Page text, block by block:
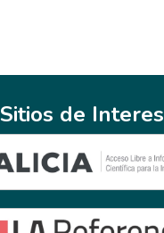
Sitios de Interes